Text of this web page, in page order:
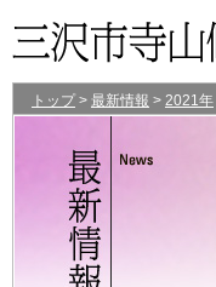
トップ > 最新情報 > 2021年